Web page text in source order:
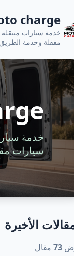
charge
مقفلة وخدمة
سيارات
الأخيرة
73 مقال